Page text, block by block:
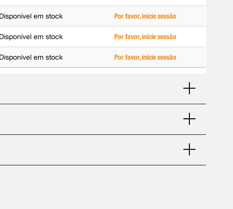
Disponível em stock Por favor, inicie sessão
Disponível em stock Por favor, inicie sessão
Disponível em stock Por favor, inicie sessão